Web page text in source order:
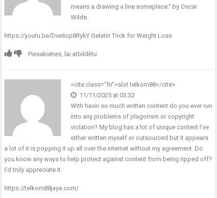
means a drawing a line someplace.” by Oscar
Wilde.
https://youtu.be/Dve6cp8RykY Gelatin Trick for Weight Loss
Piesakieties, lai atbildētu
<cite class="fn">slot telkom88</cite>
11/11/2025 at 03:32
With havin so much written content do you ever run
into any problems of plagorism or copyright
violation? My blog has a lot of unique content I’ve
either written myself or outsourced but it appears
a lot of it is popping it up all over the internet without my agreement. Do
you know any ways to help protect against content from being ripped off?
I’d truly appreciate it.
https://telkom88jaya.com/